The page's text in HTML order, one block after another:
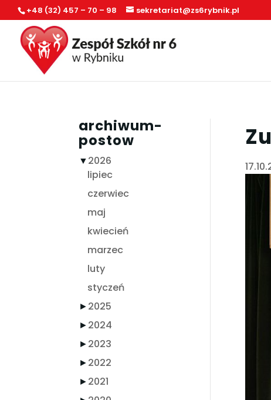
+48 (32) 457 – 70 – 98 sekretariat@zs6rybnik.pl
archiwum-
postow
▼2026
lipiec
czerwiec
maj
kwiecień
marzec
luty
styczeń
►2025
►2024
►2023
►2022
►2021